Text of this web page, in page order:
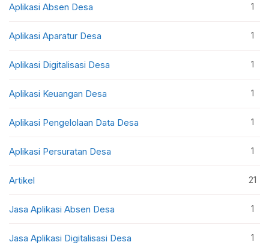
Aplikasi Absen Desa 1
Aplikasi Aparatur Desa 1
Aplikasi Digitalisasi Desa 1
Aplikasi Keuangan Desa 1
Aplikasi Pengelolaan Data Desa 1
Aplikasi Persuratan Desa 1
Artikel 21
Jasa Aplikasi Absen Desa 1
Jasa Aplikasi Digitalisasi Desa 1